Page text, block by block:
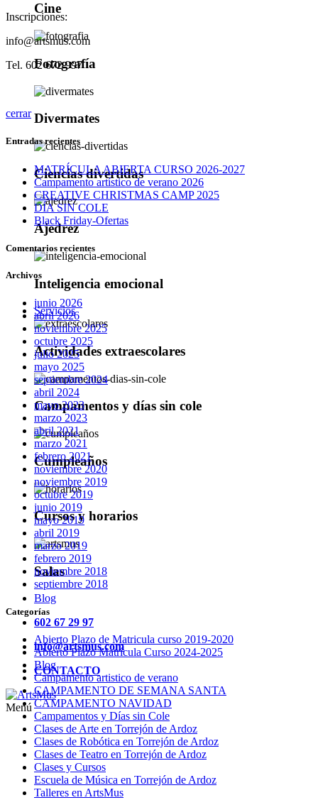
Cine
Fotografía
Divermates
Ciencias divertidas
Ajedrez
Inteligencia emocional
Servicios
Actividades extraescolares
Campamentos y días sin cole
Cumpleaños
Cursos y horarios
Salas
Blog
602 67 29 97
info@artsmus.com
CONTACTO
Menú
Inscripciones:
info@artsmus.com
Tel. 602 672 997
cerrar
Entradas recientes
MATRÍCULA ABIERTA CURSO 2026-2027
Campamento artístico de verano 2026
CREATIVE CHRISTMAS CAMP 2025
DÍA SIN COLE
Black Friday-Ofertas
Comentarios recientes
Archivos
junio 2026
abril 2026
noviembre 2025
octubre 2025
julio 2025
mayo 2025
septiembre 2024
abril 2024
mayo 2023
marzo 2023
abril 2021
marzo 2021
febrero 2021
noviembre 2020
noviembre 2019
octubre 2019
junio 2019
mayo 2019
abril 2019
marzo 2019
febrero 2019
noviembre 2018
septiembre 2018
Categorías
Abierto Plazo de Matricula curso 2019-2020
Abierto Plazo Matrícula Curso 2024-2025
Blog
Campamento artistico de verano
CAMPAMENTO DE SEMANA SANTA
CAMPAMENTO NAVIDAD
Campamentos y Días sin Cole
Clases de Arte en Torrejón de Ardoz
Clases de Robótica en Torrejón de Ardoz
Clases de Teatro en Torrejón de Ardoz
Clases y Cursos
Escuela de Música en Torrejón de Ardoz
Talleres en ArtsMus